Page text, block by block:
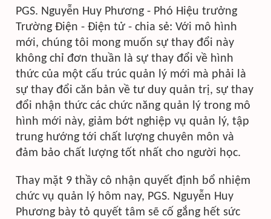
PGS. Nguyễn Huy Phương - Phó Hiệu trưởng
Trường Điện - Điện tử - chia sẻ: Với mô hình
mới, chúng tôi mong muốn sự thay đổi này
không chỉ đơn thuần là sự thay đổi về hình
thức của một cấu trúc quản lý mới mà phải là
sự thay đổi căn bản về tư duy quản trị, sự thay
đổi nhận thức các chức năng quản lý trong mô
hình mới này, giảm bớt nghiệp vụ quản lý, tập
trung hướng tới chất lượng chuyên môn và
đảm bảo chất lượng tốt nhất cho người học.
Thay mặt 9 thầy cô nhận quyết định bổ nhiệm
chức vụ quản lý hôm nay, PGS. Nguyễn Huy
Phương bày tỏ quyết tâm sẽ cố gắng hết sức